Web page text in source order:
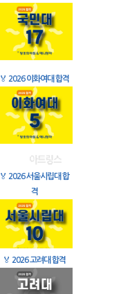
🏅 2026 이화여대 합격
🏅 2026 서울시립대 합
격
🏅 2026 고려대 합격